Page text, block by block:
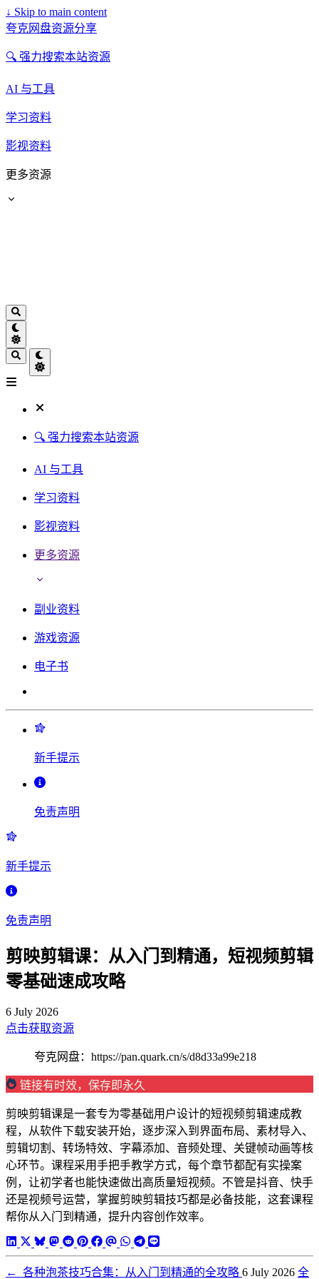
↓ Skip to main content
夸克网盘资源分享
🔍 强力搜索本站资源
AI 与工具
学习资料
影视资料
更多资源
🔍 强力搜索本站资源
AI 与工具
学习资料
影视资料
更多资源
副业资料
游戏资源
电子书
新手提示
免责声明
新手提示
免责声明
剪映剪辑课：从入门到精通，短视频剪辑
零基础速成攻略
6 July 2026
点击获取资源
夸克网盘：https://pan.quark.cn/s/d8d33a99e218
链接有时效，保存即永久
剪映剪辑课是一套专为零基础用户设计的短视频剪辑速成教
程，从软件下载安装开始，逐步深入到界面布局、素材导入、
剪辑切割、转场特效、字幕添加、音频处理、关键帧动画等核
心环节。课程采用手把手教学方式，每个章节都配有实操案
例，让初学者也能快速做出高质量短视频。不管是抖音、快手
还是视频号运营，掌握剪映剪辑技巧都是必备技能，这套课程
帮你从入门到精通，提升内容创作效率。
← 各种泡茶技巧合集：从入门到精通的全攻略 6 July 2026 全